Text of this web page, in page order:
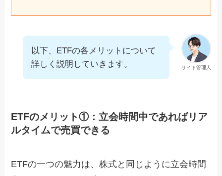
サイト管理人
以下、ETFの各メリットについて
詳しく説明していきます。
ETFのメリット①：立会時間中であればリア
ルタイムで売買できる
ETFの一つの魅力は、株式と同じように立会時間